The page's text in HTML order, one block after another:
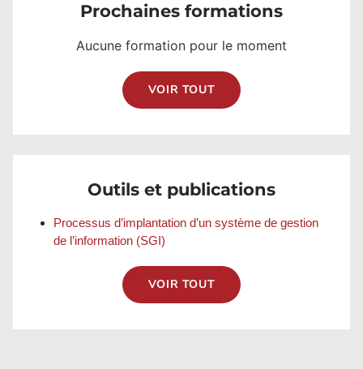
Prochaines formations
Aucune formation pour le moment
VOIR TOUT
Outils et publications
Processus d’implantation d’un système de gestion
de l’information (SGI)
VOIR TOUT